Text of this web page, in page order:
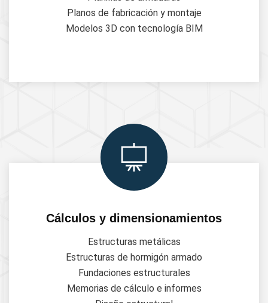
Planos de fabricación y montaje
Modelos 3D con tecnología BIM
Cálculos y dimensionamientos
Estructuras metálicas
Estructuras de hormigón armado
Fundaciones estructurales
Memorias de cálculo e informes